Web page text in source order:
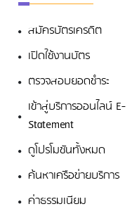
ค่าธรรมเนียมรายปี
บัตรหลัก
บัตรเสริม
สมัครบัตรเครดิต
เปิดใช้งานบัตร
ตรวจสอบยอดชำระ
เข้าสู่บริการออนไลน์ E-
Statement
ดูโปรโมชันทั้งหมด
ค้นหาเครือข่ายบริการ
ค่าธรรมเนียม